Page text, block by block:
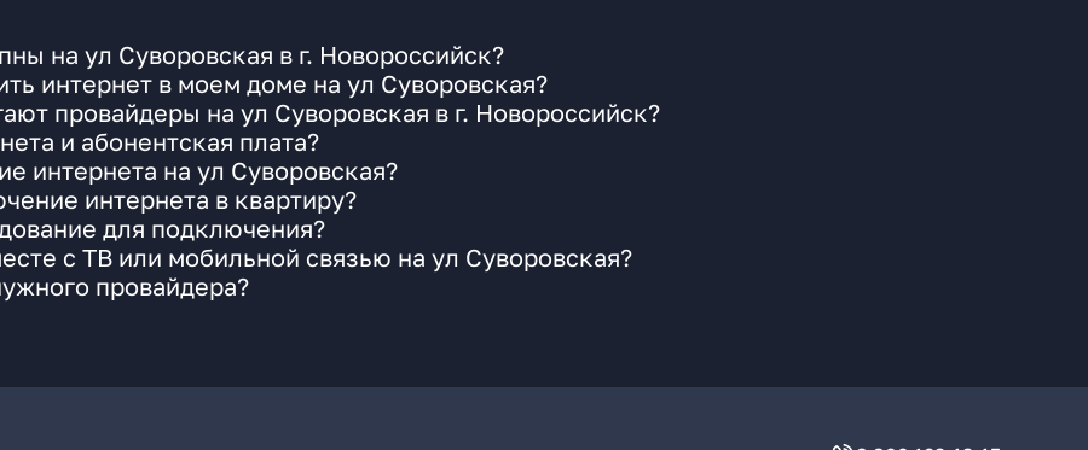
на ул Суворовская в г. Новороссийск?
интернет в моем доме на ул Суворовская?
провайдеры на ул Суворовская в г. Новороссийск?
и абонентская плата?
интернета на ул Суворовская?
интернета в квартиру?
для подключения?
с ТВ или мобильной связью на ул Суворовская?
провайдера?